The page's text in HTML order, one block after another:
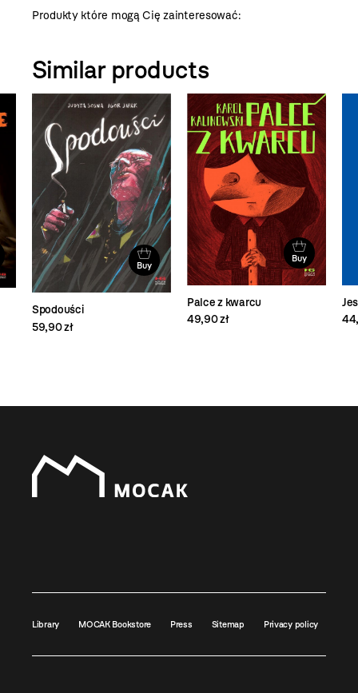
Produkty które mogą Cię zainteresować:
Similar products
Buy
Spodouści
59,90 zł
Buy
Palce z kwarcu
49,90 zł
Library MOCAK Bookstore Press Sitemap Privacy policy